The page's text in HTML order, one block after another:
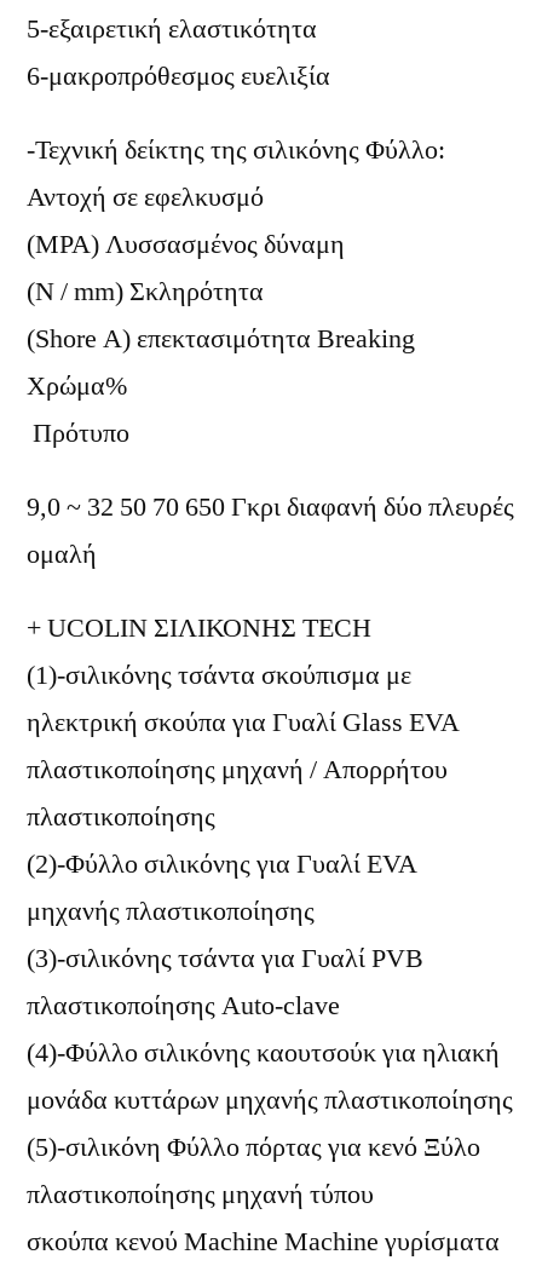
5-εξαιρετική ελαστικότητα
6-μακροπρόθεσμος ευελιξία
-Τεχνική δείκτης της σιλικόνης Φύλλο:
Αντοχή σε εφελκυσμό
(MPA) Λυσσασμένος δύναμη
(Ν / mm) Σκληρότητα
(Shore A) επεκτασιμότητα Breaking
Χρώμα%
Πρότυπο
9,0 ~ 32 50 70 650 Γκρι διαφανή δύο πλευρές
ομαλή
+ UCOLIN ΣΙΛΙΚΟΝΗΣ TECH
(1)-σιλικόνης τσάντα σκούπισμα με
ηλεκτρική σκούπα για Γυαλί Glass EVA
πλαστικοποίησης μηχανή / Απορρήτου
πλαστικοποίησης
(2)-Φύλλο σιλικόνης για Γυαλί EVA
μηχανής πλαστικοποίησης
(3)-σιλικόνης τσάντα για Γυαλί PVB
πλαστικοποίησης Auto-clave
(4)-Φύλλο σιλικόνης καουτσούκ για ηλιακή
μονάδα κυττάρων μηχανής πλαστικοποίησης
(5)-σιλικόνη Φύλλο πόρτας για κενό Ξύλο
πλαστικοποίησης μηχανή τύπου
σκούπα κενού Machine Machine γυρίσματα